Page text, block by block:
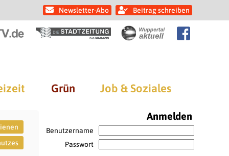
Newsletter-Abo Beitrag schreiben
Grün Job & Soziales
Anmelden
Benutzername
Passwort